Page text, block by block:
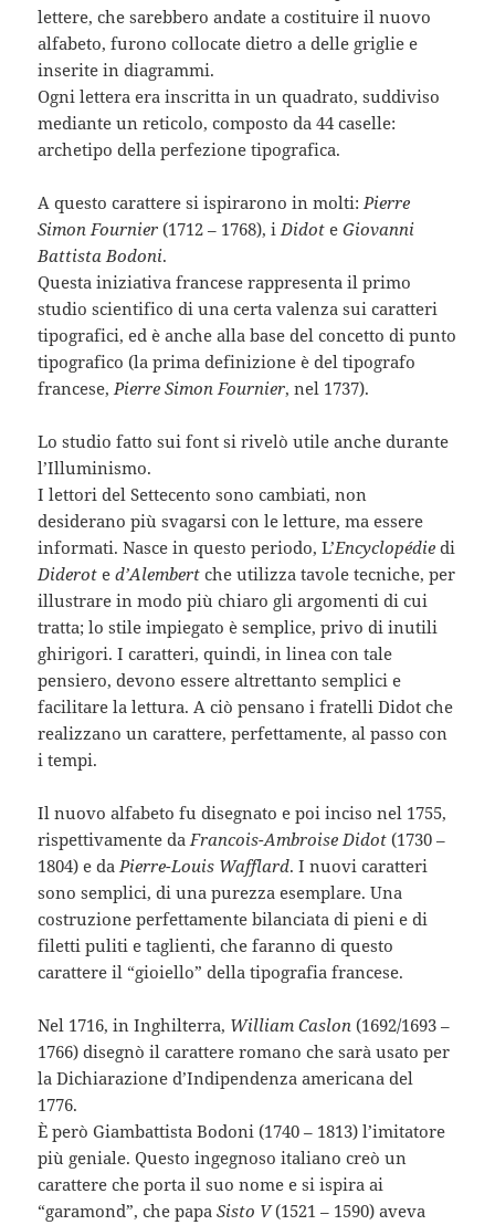
lettere, che sarebbero andate a costituire il nuovo
alfabeto, furono collocate dietro a delle griglie e
inserite in diagrammi.
Ogni lettera era inscritta in un quadrato, suddiviso
mediante un reticolo, composto da 44 caselle:
archetipo della perfezione tipografica.
A questo carattere si ispirarono in molti: Pierre
Simon Fournier (1712 – 1768), i Didot eGiovanni
Battista Bodoni.
Questa iniziativa francese rappresenta il primo
studio scientifico di una certa valenza sui caratteri
tipografici, ed è anche alla base del concetto di punto
tipografico (la prima definizione è del tipografo
francese, Pierre Simon Fournier, nel 1737).
Lo studio fatto sui font si rivelò utile anche durante
l’Illuminismo.
I lettori del Settecento sono cambiati, non
desiderano più svagarsi con le letture, ma essere
informati. Nasce in questo periodo, L’Encyclopédie di
Diderot ed’Alembert che utilizza tavole tecniche, per
illustrare in modo più chiaro gli argomenti di cui
tratta; lo stile impiegato è semplice, privo di inutili
ghirigori. I caratteri, quindi, in linea con tale
pensiero, devono essere altrettanto semplici e
facilitare la lettura. A ciò pensano i fratelli Didot che
realizzano un carattere, perfettamente, al passo con
i tempi.
Il nuovo alfabeto fu disegnato e poi inciso nel 1755,
rispettivamente da Francois-Ambroise Didot (1730 –
1804) e da Pierre-Louis Wafflard. I nuovi caratteri
sono semplici, di una purezza esemplare. Una
costruzione perfettamente bilanciata di pieni e di
filetti puliti e taglienti, che faranno di questo
carattere il “gioiello” della tipografia francese.
Nel 1716, in Inghilterra, William Caslon (1692/1693 –
1766) disegnò il carattere romano che sarà usato per
la Dichiarazione d’Indipendenza americana del
1776.
È però Giambattista Bodoni (1740 – 1813) l’imitatore
più geniale. Questo ingegnoso italiano creò un
carattere che porta il suo nome e si ispira ai
“garamond”, che papaSisto V(1521 – 1590) aveva